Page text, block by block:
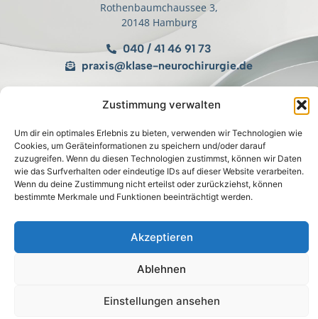
Zustimmung verwalten
Um dir ein optimales Erlebnis zu bieten, verwenden wir Technologien wie
Cookies, um Geräteinformationen zu speichern und/oder darauf
zuzugreifen. Wenn du diesen Technologien zustimmst, können wir Daten
wie das Surfverhalten oder eindeutige IDs auf dieser Website verarbeiten.
Wenn du deine Zustimmung nicht erteilst oder zurückziehst, können
bestimmte Merkmale und Funktionen beeinträchtigt werden.
Akzeptieren
Ablehnen
Einstellungen ansehen
Rothenbaumchaussee 3,
20148 Hamburg
040 / 41 46 91 73
praxis@klase-neurochirurgie.de
Öffnungszeiten:
Dienstag:geschlossen
Mittwoch:
08.00 bis 13.00 Uhr & 15.00 bis 17.00 Uhr
Donnerstag:08.00 bis 13.00 Uhr & 15.00 bis 19.00 Uhr
Freitag:nach Vereinbarung